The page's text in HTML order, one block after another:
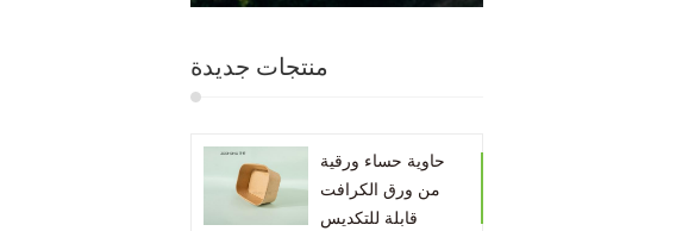
منتجات جديدة
حاوية حساء ورقية
من ورق الكرافت
قابلة للتكديس